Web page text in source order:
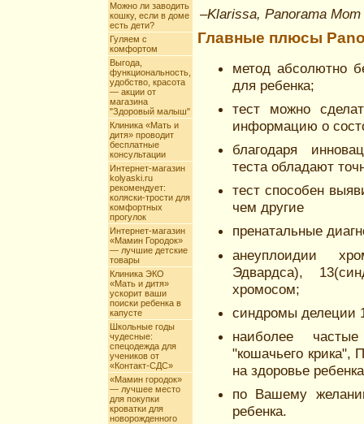
Можно ли заводить
кошку, если в доме
есть дети?
Гуляем с
комфортом
Выгода,
функциональность,
удобство, красота
— акции от
магазина
"Здоровый малыш"
Клиника «Мать и
дитя» проводит
бесплатные
консультации
Интернет-магазин
kolyaski.ru
рекомендует:
коляски-трости для
комфортных
прогулок
Интернет-магазин
«Мамин Городок»
— лучшие детские
товары
Клиника ЭКО
«Мать и дитя»
ускорит ваши
поиски ребенка в
капусте
Школьные годы
чудесные:
спецодежда для
учеников от
«Контакт-СДС»
«Мамин городок»
— лучшее место
для покупки
кроватки для
новорожденного
–Klarissa, Panorama
Главные плюсы
метод абсолютно
для ребенка;
тест можно
информацию о
благодаря
теста обладают
тест способен
чем другие
пренатальные
анеуплоидии
Эдвардса),
хромосом;
синдромы делеции
наиболее
"кошачьего крика",
на здоровье
по Вашему
ребенка.